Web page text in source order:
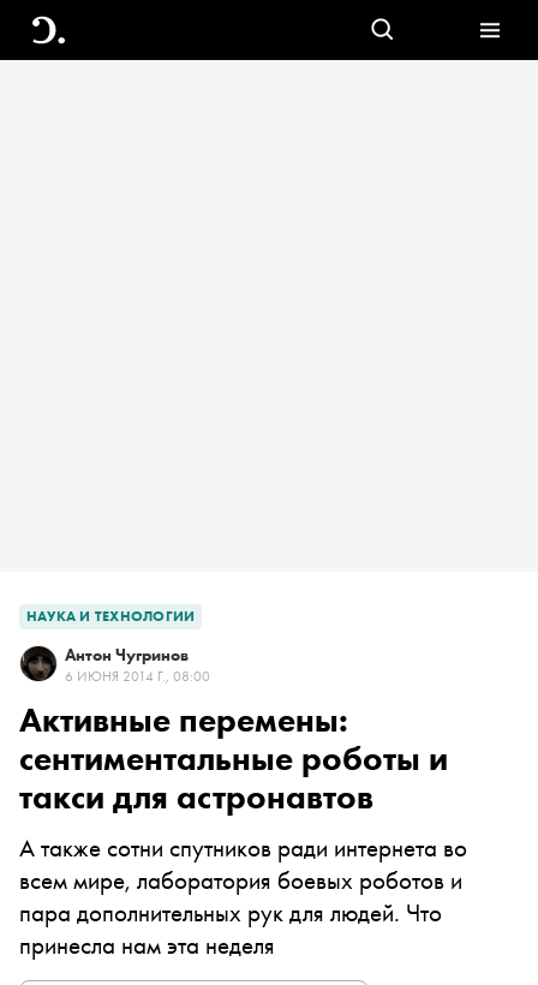
НАУКА И ТЕХНОЛОГИИ
Антон Чугринов
6 ИЮНЯ 2014 Г., 08:00
Активные перемены:
сентиментальные роботы и
такси для астронавтов
А также сотни спутников ради интернета во
всем мире, лаборатория боевых роботов и
пара дополнительных рук для людей. Что
принесла нам эта неделя